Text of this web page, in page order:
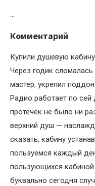
…
Комментарий
Купили душевую
Через годик
мастер, укрепил
Радио работает по
протечек не было ни
верхний душ —
сказать, кабину
пользуемся каждый
пользующихся кабиной
буквально сегодня